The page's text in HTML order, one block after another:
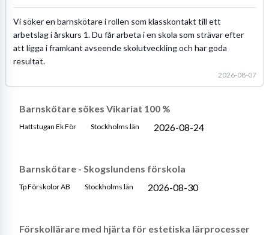
Vi söker en barnskötare i rollen som klasskontakt till ett
arbetslag i årskurs 1. Du får arbeta i en skola som strävar efter
att ligga i framkant avseende skolutveckling och har goda
resultat.
2026-08-07
Barnskötare sökes Vikariat 100 %
Hattstugan Ek För Stockholms län 2026-08-24
Barnskötare - Skogslundens förskola
Tp Förskolor AB Stockholms län 2026-08-30
Förskollärare med hjärta för estetiska lärprocesser